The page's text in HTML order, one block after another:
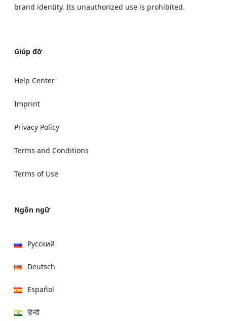
brand identity. Its unauthorized use is prohibited.
Giúp đỡ
Help Center
Imprint
Privacy Policy
Terms and Conditions
Terms of Use
Ngôn ngữ
Русский
Deutsch
Español
हिन्दी